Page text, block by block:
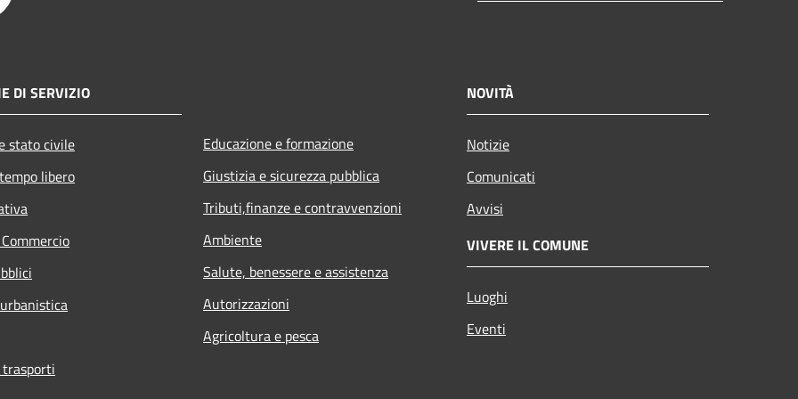
DI SERVIZIO
stato civile
libero
Educazione e formazione
Giustizia e sicurezza pubblica
Tributi,finanze e contravvenzioni
Ambiente
Salute, benessere e assistenza
Autorizzazioni
Agricoltura e pesca
NOVITÀ
Notizie
Comunicati
Avvisi
VIVERE IL COMUNE
Luoghi
Eventi